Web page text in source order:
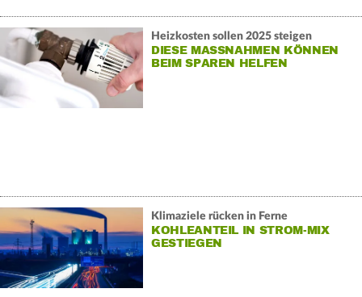
Heizkosten sollen 2025 steigen
DIESE MASSNAHMEN KÖNNEN B
EIM SPAREN HELFEN
Klimaziele rücken in Ferne
KOHLEANTEIL IN STROM-MIX
GESTIEGEN